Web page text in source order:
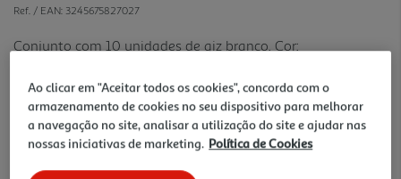
uma
Link
para
mesma
página.
Ref. / EAN: 3245675827027
Conjunto com 10 unidades de giz branco. Cor:
dimensões de 8x0.9x0.9cm. Tamanho do Pacote: A
caixa tem as dimensões de H10.7 x W1.9 x L5cm.
Uso: Para uso em escolas. Idade Recomendada: De
3 a 6 anos.
Ao clicar em "Aceitar todos os cookies", concorda com o
armazenamento de cookies no seu dispositivo para melhorar
a navegação no site, analisar a utilização do site e ajudar nas
nossas iniciativas de marketing. Política de Cookies